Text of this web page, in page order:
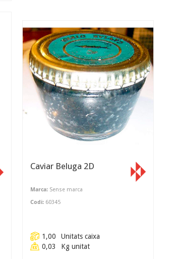
Caviar Beluga 2D
Marca: Sense marca
Codi: 60345
1,00
Unitats caixa
0,03
Kg unitat